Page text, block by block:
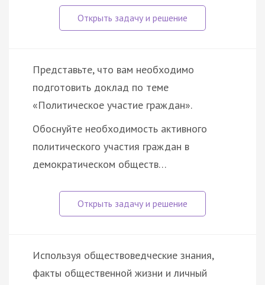
Представьте, что вам необходимо
подготовить доклад по теме
«Политическое участие граждан».
Обоснуйте необходимость активного
политического участия граждан в
демократическом обществ…
Используя обществоведческие знания,
факты общественной жизни и личный